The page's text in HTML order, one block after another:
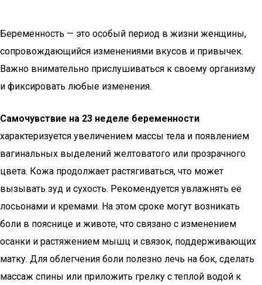
Беременность — это особый период в жизни женщины,
сопровождающийся изменениями вкусов и привычек.
Важно внимательно прислушиваться к своему организму
и фиксировать любые изменения.
Самочувствие на 23 неделе беременности
характеризуется увеличением массы тела и появлением
вагинальных выделений желтоватого или прозрачного
цвета. Кожа продолжает растягиваться, что может
вызывать зуд и сухость. Рекомендуется увлажнять её
лосьонами и кремами. На этом сроке могут возникать
боли в пояснице и животе, что связано с изменением
осанки и растяжением мышц и связок, поддерживающих
матку. Для облегчения боли полезно лечь на бок, сделать
массаж спины или приложить грелку с теплой водой к